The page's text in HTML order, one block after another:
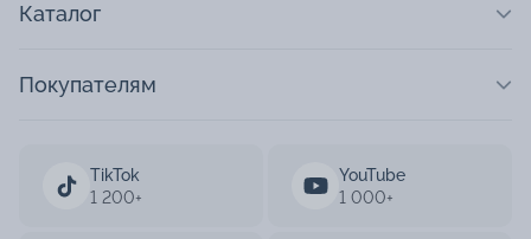
TikTok
1 200+
YouTube
1 000+
Каталог
Покупателям